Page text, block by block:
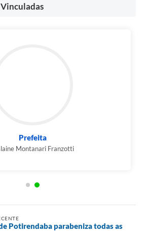
Prefeita
Montanari Franzotti
Potirendaba parabeniza todas as